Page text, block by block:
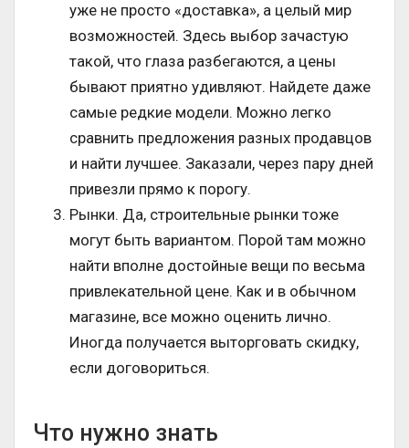
уже не просто «доставка», а целый мир
возможностей. Здесь выбор зачастую
такой, что глаза разбегаются, а цены
бывают приятно удивляют. Найдете даже
самые редкие модели. Можно легко
сравнить предложения разных продавцов
и найти лучшее. Заказали, через пару дней
привезли прямо к порогу.
Рынки. Да, строительные рынки тоже
могут быть вариантом. Порой там можно
найти вполне достойные вещи по весьма
привлекательной цене. Как и в обычном
магазине, все можно оценить лично.
Иногда получается выторговать скидку,
если договориться.
Что нужно знать